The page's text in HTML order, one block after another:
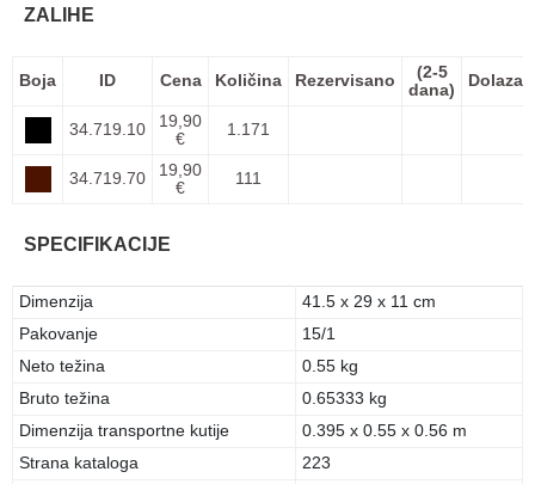
ZALIHE
Boja ID Cena Količina Rezervisano
(2-5
dana)
Dolazak
34.719.10
19,90
€
1.171
34.719.70
19,90
€
111
SPECIFIKACIJE
Dimenzija
41.5 x 29 x 11 cm
Pakovanje
15/1
Neto težina
0.55 kg
Bruto težina
0.65333 kg
Dimenzija transportne kutije
0.395 x 0.55 x 0.56 m
Strana kataloga
223